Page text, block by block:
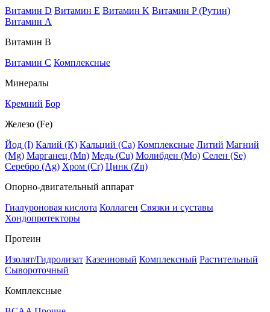
Витамин D Витамин E Витамин K Витамин P (Рутин)
Витамин А
Витамин В
Витамин C Комплексные
Минералы
Кремний Бор
Железо (Fe)
Йод (I) Калий (К) Кальций (Са) Комплексные Литий Магний
(Mg) Марганец (Mn) Медь (Сu) Молибден (Мо) Селен (Se)
Серебро (Ag) Хром (Cr) Цинк (Zn)
Опорно-двигательный аппарат
Гиалуроновая кислота Коллаген Связки и суставы
Хондопротекторы
Протеин
Изолят/Гидролизат Казеиновый Комплексный Растительный
Сывороточный
Комплексные